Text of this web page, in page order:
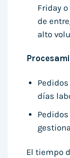
Friday
de
alto
días
El tiempo